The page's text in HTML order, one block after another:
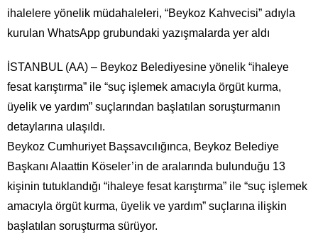
ihalelere yönelik müdahaleleri, “Beykoz Kahvecisi” adıyla
kurulan WhatsApp grubundaki yazışmalarda yer aldı
İSTANBUL (AA) – Beykoz Belediyesine yönelik “ihaleye
fesat karıştırma” ile “suç işlemek amacıyla örgüt kurma,
üyelik ve yardım” suçlarından başlatılan soruşturmanın
detaylarına ulaşıldı.
Beykoz Cumhuriyet Başsavcılığınca, Beykoz Belediye
Başkanı Alaattin Köseler’in de aralarında bulunduğu 13
kişinin tutuklandığı “ihaleye fesat karıştırma” ile “suç işlemek
amacıyla örgüt kurma, üyelik ve yardım” suçlarına ilişkin
başlatılan soruşturma sürüyor.